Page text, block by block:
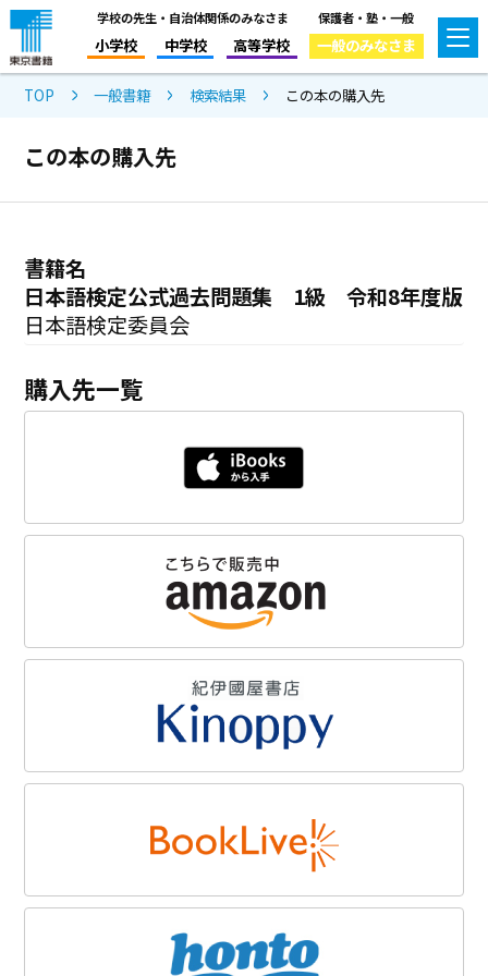
学校の先生・自治体関係のみなさま
小学校 中学校 高等学校
保護者・塾・一般
一般のみなさま
TOP 一般書籍 検索結果 この本の購入先
この本の購入先
書籍名
日本語検定公式過去問題集 1級 令和8年度版
日本語検定委員会
購入先一覧